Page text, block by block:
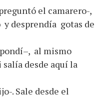
el camarero-,
desprendía gotas de
al mismo
desde aquí la
. Sale desde el